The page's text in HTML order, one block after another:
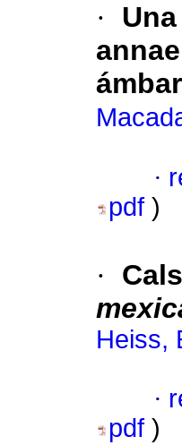
·
·
pdf )
·
Heiss,
·
pdf )